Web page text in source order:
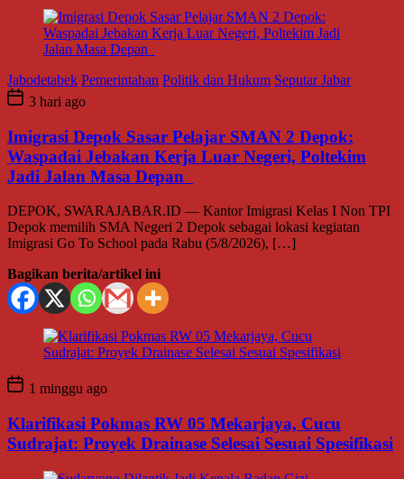
Jabodetabek Pemerintahan Politik dan Hukum Seputar Jabar
3 hari ago
Imigrasi Depok Sasar Pelajar SMAN 2 Depok:
Waspadai Jebakan Kerja Luar Negeri, Poltekim
Jadi Jalan Masa Depan
DEPOK, SWARAJABAR.ID — Kantor Imigrasi Kelas I Non TPI
Depok memilih SMA Negeri 2 Depok sebagai lokasi kegiatan
Imigrasi Go To School pada Rabu (5/8/2026), […]
Bagikan berita/artikel ini
1 minggu ago
Klarifikasi Pokmas RW 05 Mekarjaya, Cucu
Sudrajat: Proyek Drainase Selesai Sesuai Spesifikasi